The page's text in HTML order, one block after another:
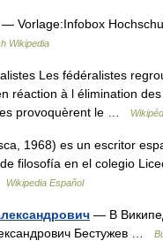
— Vorlage:Infobox
Wikipedia
Les fédéralistes
réaction à l élimination
provoquèrent le …
1968) es un escritor
filosofía en el colegio
Wikipedia Español
— В
Бестужев …